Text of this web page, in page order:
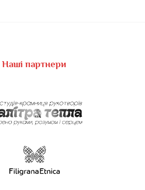
Наші партнери